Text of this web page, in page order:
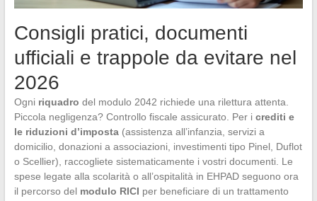
Consigli pratici, documenti
ufficiali e trappole da evitare nel
2026
Ogni riquadro del modulo 2042 richiede una rilettura attenta.
Piccola negligenza? Controllo fiscale assicurato. Per i crediti e
le riduzioni d’imposta(assistenza all’infanzia, servizi a
domicilio, donazioni a associazioni, investimenti tipo Pinel, Duflot
o Scellier), raccogliete sistematicamente i vostri documenti. Le
spese legate alla scolarità o all’ospitalità in EHPAD seguono ora
il percorso del modulo RICI per beneficiare di un trattamento